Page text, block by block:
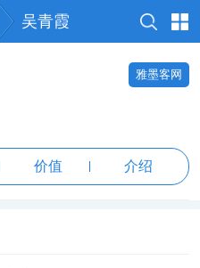
吴青霞
价值 介绍
雅墨客网